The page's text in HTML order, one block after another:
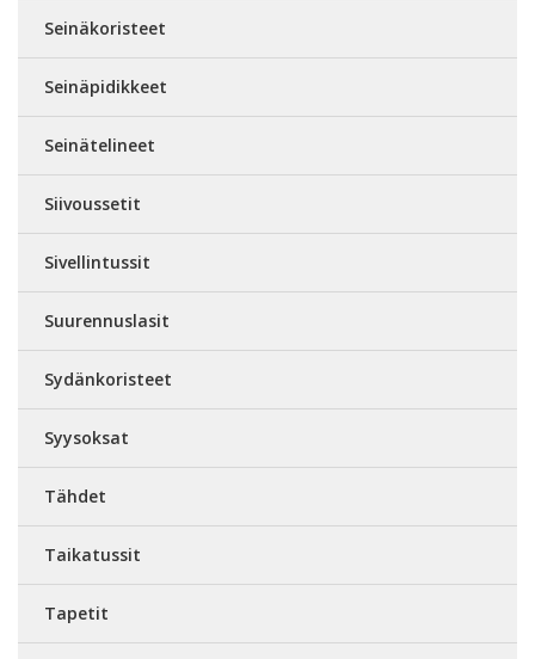
Seinäkoristeet
Seinäpidikkeet
Seinätelineet
Siivoussetit
Sivellintussit
Suurennuslasit
Sydänkoristeet
Syysoksat
Tähdet
Taikatussit
Tapetit